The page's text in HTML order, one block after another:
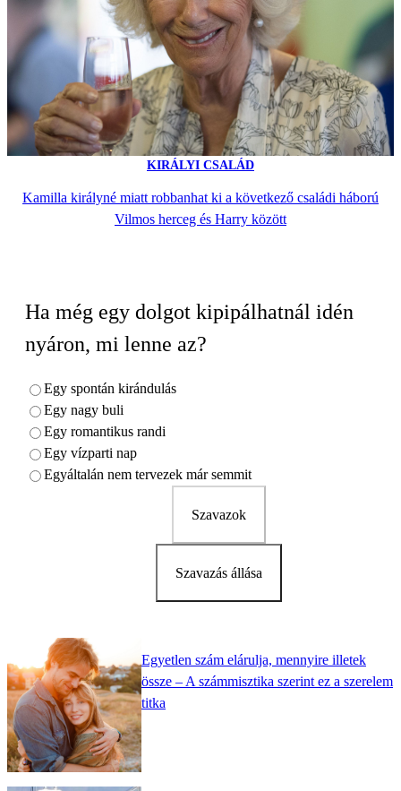
KIRÁLYI CSALÁD
Kamilla királyné miatt robbanhat ki a következő családi háború
Vilmos herceg és Harry között
Ha még egy dolgot kipipálhatnál idén
nyáron, mi lenne az?
Egy spontán kirándulás
Egy nagy buli
Egy romantikus randi
Egy vízparti nap
Egyáltalán nem tervezek már semmit
Szavazok
Szavazás állása
Egyetlen szám elárulja, mennyire illetek
össze – A számmisztika szerint ez a szerelem
titka